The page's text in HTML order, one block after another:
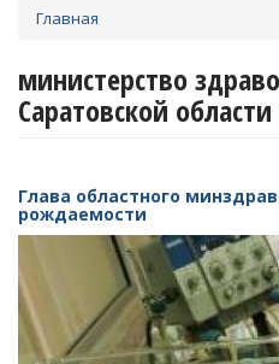
здесь
Главная
министерство
Саратовской области
Глава областного
рождаемости